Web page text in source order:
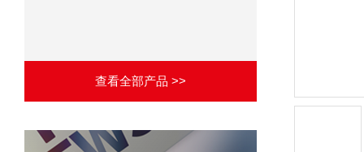
查看全部产品 >>